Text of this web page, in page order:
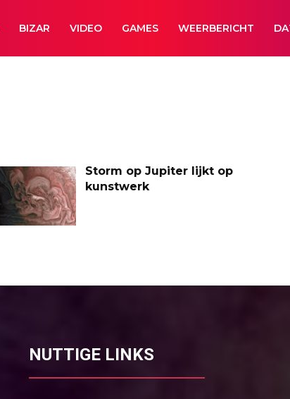
BIZAR VIDEO GAMES WEERBERICHT
Storm op Jupiter lijkt op
kunstwerk
NUTTIGE LINKS